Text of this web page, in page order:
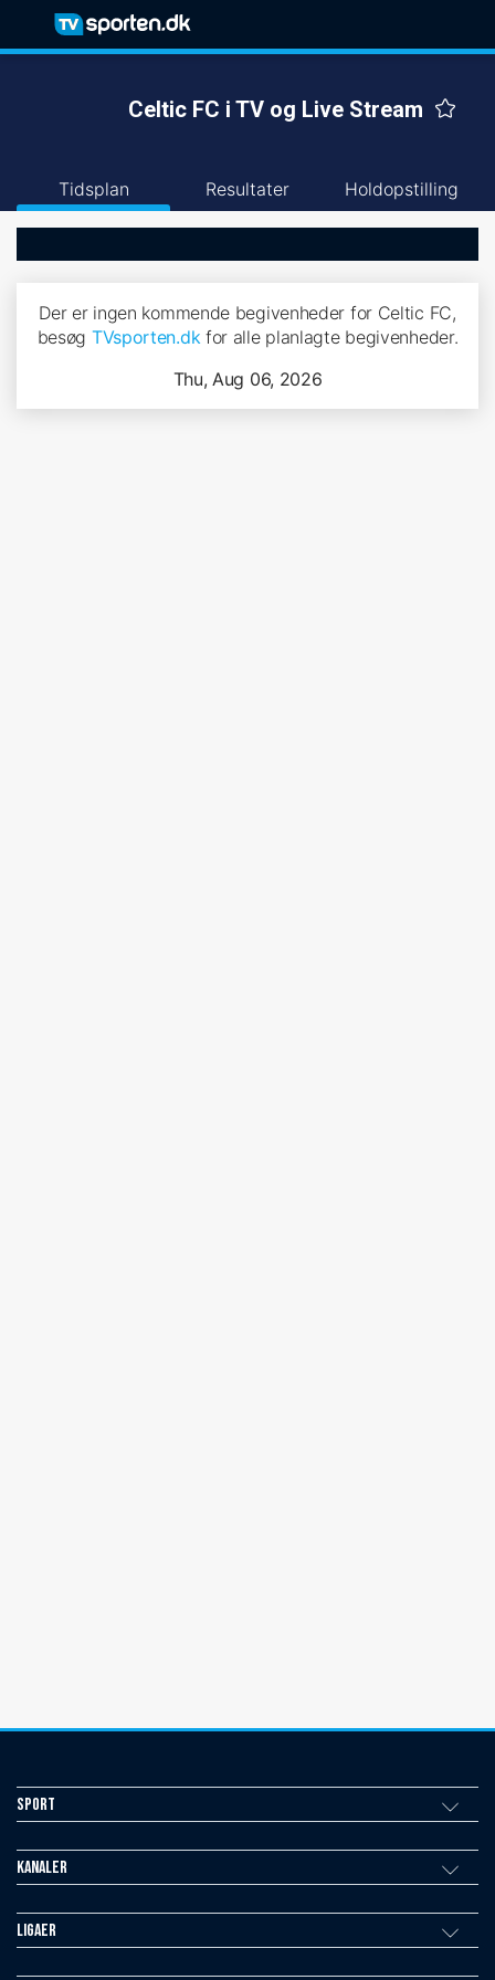
Celtic FC i TV og Live Stream
Tidsplan Resultater Holdopstilling
Der er ingen kommende begivenheder for Celtic FC,
besøg TVsporten.dkfor alle planlagte begivenheder.
Thu, Aug 06, 2026
Sport
Kanaler
Ligaer